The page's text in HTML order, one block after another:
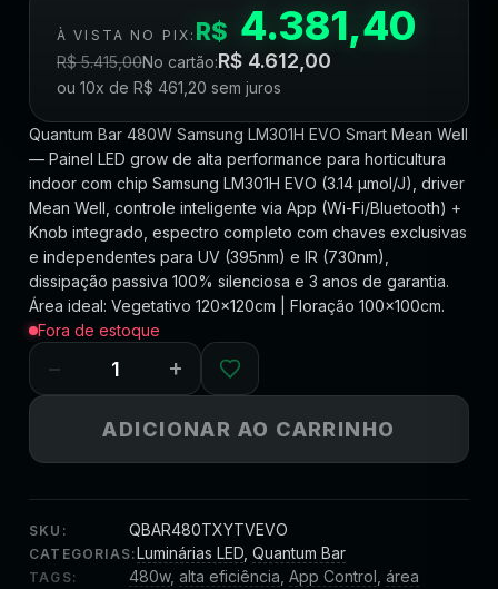
À VISTA NO PIX: R$ 4.381,40
R$5.415,00No cartão:R$ 4.612,00
ou 10x de R$ 461,20 sem juros
Quantum Bar 480W Samsung LM301H EVO Smart Mean Well
— Painel LED grow de alta performance para horticultura
indoor com chip Samsung LM301H EVO (3.14 µmol/J), driver
Mean Well, controle inteligente via App (Wi-Fi/Bluetooth) +
Knob integrado, espectro completo com chaves exclusivas
e independentes para UV (395nm) e IR (730nm),
dissipação passiva 100% silenciosa e 3 anos de garantia.
Área ideal: Vegetativo 120x120cm | Floração 100x100cm.
Fora de estoque
− +
ADICIONAR AO CARRINHO
SKU: QBAR480TXYTVEVO
CATEGORIAS:Luminárias LED ,Quantum Bar
TAGS: 480w, alta eficiência App Control área